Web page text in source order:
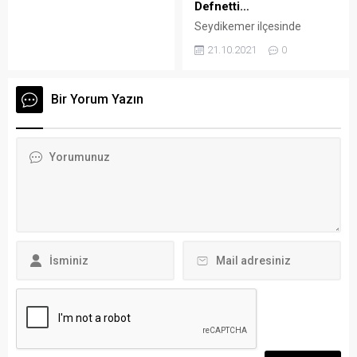
Kumbahçe Halk Plajı. Türkiye
Çevre Eğitim Vakfı TÜRÇEV
Defnetti…
Seydikemer ilçesinde
yaşamını yitiren ve kimsesiz
olduğu anlaşılan İngiliz,
21.10.2021 0
Bir Yorum Yazın